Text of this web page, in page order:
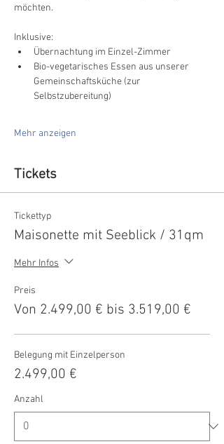
möchten.
Inklusive:
Übernachtung im Einzel-Zimmer
Bio-vegetarisches Essen aus unserer
Gemeinschaftsküche (zur
Selbstzubereitung)
Mehr anzeigen
Tickets
Tickettyp
Maisonette mit Seeblick / 31qm
Mehr Infos
Preis
Von 2.499,00 € bis 3.519,00 €
Belegung mit Einzelperson
2.499,00 €
Anzahl